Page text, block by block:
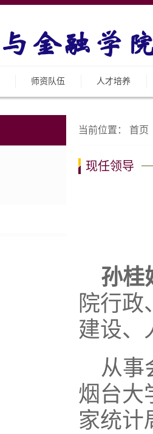
师资队伍 人才培养
当前位置： 首页
现任领导
孙桂
院行政
建设、
从事
烟台大
家统计